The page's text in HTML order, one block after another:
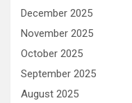
December 2025
November 2025
October 2025
September 2025
August 2025